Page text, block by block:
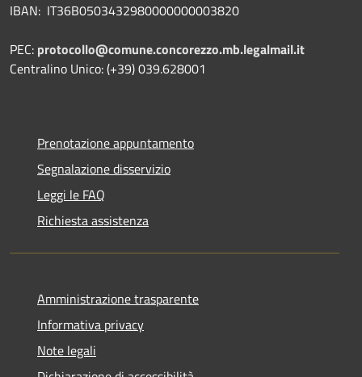
IBAN: IT36B0503432980000000003820
PEC: protocollo@comune.concorezzo.mb.legalmail.it
Centralino Unico: (+39) 039.628001
Prenotazione appuntamento
Segnalazione disservizio
Leggi le FAQ
Richiesta assistenza
Amministrazione trasparente
Informativa privacy
Note legali